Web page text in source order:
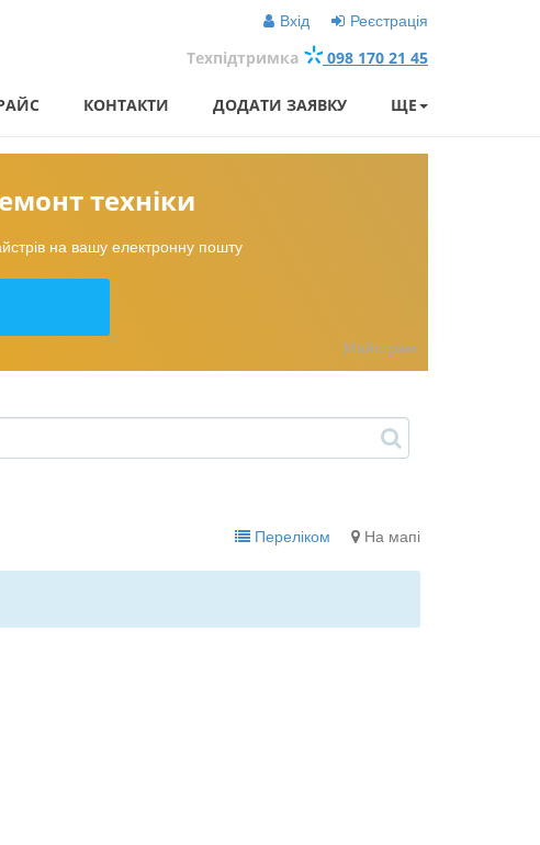
Вхід Реєстрація
Техпідтримка 098 170 21 45
КОНТАКТИ ДОДАТИ ЗАЯВКУ ЩЕ
техніки
на вашу електронну пошту
Майстрам
Переліком На мапі